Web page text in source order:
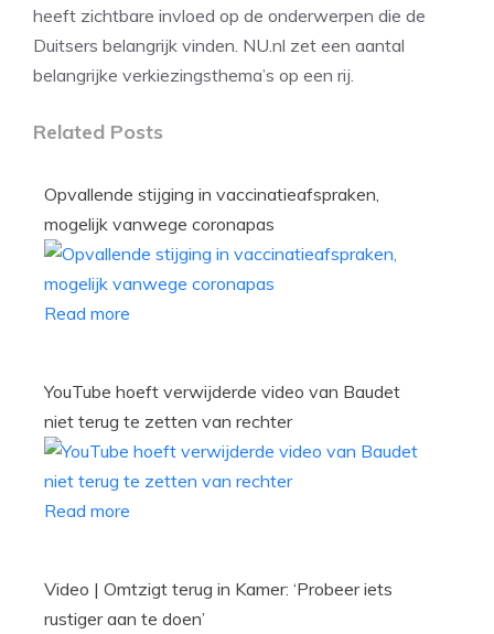
heeft zichtbare invloed op de onderwerpen die de
Duitsers belangrijk vinden. NU.nl zet een aantal
belangrijke verkiezingsthema’s op een rij.
Related Posts
Opvallende stijging in vaccinatieafspraken,
mogelijk vanwege coronapas
Read more
YouTube hoeft verwijderde video van Baudet
niet terug te zetten van rechter
Read more
Video | Omtzigt terug in Kamer: ‘Probeer iets
rustiger aan te doen’